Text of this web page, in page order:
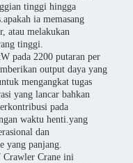
tinggi hingga
ia memasang
atau melakukan
tinggi.
pada 2200 putaran per
output daya yang
mengangkat tugas
yang lancar bahkan
pada
waktu henti.yang
dan
yang panjang.
Crawler Crane ini